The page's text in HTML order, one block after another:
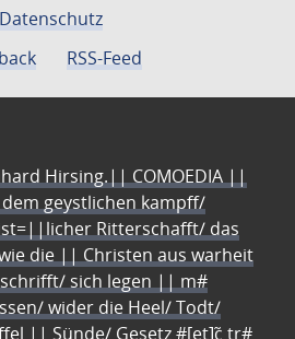
Datenschutz
RSS-Feed
Hirsing.|| COMOEDIA ||
geystlichen kampff/
Ritterschafft/ das
die || Christen aus warheit
sich legen || m#
wider die Heel/ Todt/
|| Sünde/ Gesetz #[et]c̃ tr#